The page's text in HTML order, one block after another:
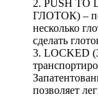
2. PUSH
ГЛОТОК) –
несколько
сделать
3. LOCKED
позволяет